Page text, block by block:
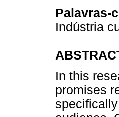
Palavras-
Indústria
In this
promises